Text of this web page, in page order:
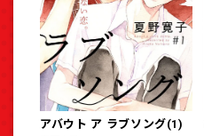
アバウト ア ラブソング(1)